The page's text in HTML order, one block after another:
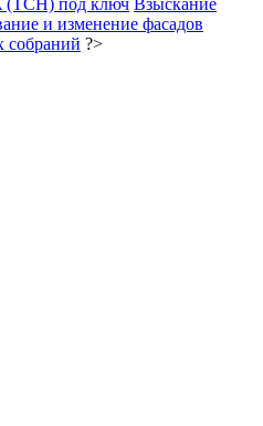
(ТСН) под ключ Взыскание
и изменение фасадов
собраний ?>